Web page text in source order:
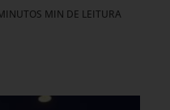
MIN DE LEITURA